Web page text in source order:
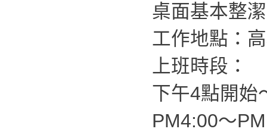
桌面基本整
工作地點：
上班時段：
下午4點開始
PM4:00～